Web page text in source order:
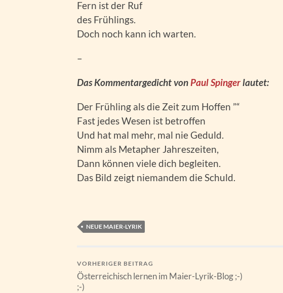
Fern ist der Ruf
des Frühlings.
Doch noch kann ich warten.
–
Das Kommentargedicht von Paul Spinger lautet:
Der Frühling als die Zeit zum Hoffen ”“
Fast jedes Wesen ist betroffen
Und hat mal mehr, mal nie Geduld.
Nimm als Metapher Jahreszeiten,
Dann können viele dich begleiten.
Das Bild zeigt niemandem die Schuld.
NEUE MAIER-LYRIK
VORHERIGER BEITRAG
Österreichisch lernen im Maier-Lyrik-Blog ;-)
;-)